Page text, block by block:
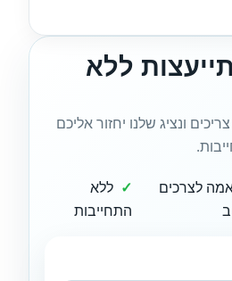
ללא
ונציג שלנו יחזור אליכם
לצרכים
ללא
התחייבות